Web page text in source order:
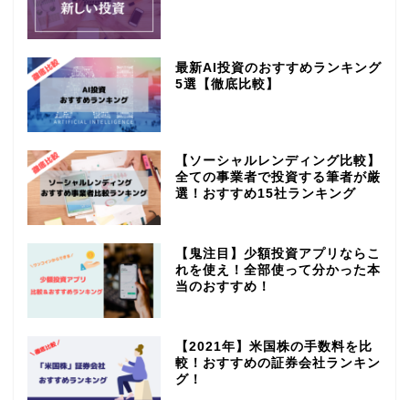
最新AI投資のおすすめランキング
5選【徹底比較】
【ソーシャルレンディング比較】
全ての事業者で投資する筆者が厳
選！おすすめ15社ランキング
【鬼注目】少額投資アプリならこ
れを使え！全部使って分かった本
当のおすすめ！
【2021年】米国株の手数料を比
較！おすすめの証券会社ランキン
グ！